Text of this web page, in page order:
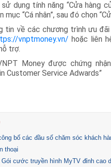
dụng tính năng “Cửa hàng
mục “Cá nhân”, sau đó chọn
tin về các chương trình ưu
vnptmoney.vn/ hoặc liên
trợ.
Money được chứng
Customer Service Adwards”
bố các đầu số chăm sóc khách
thoại
cước truyền hình MyTV đỉnh cao